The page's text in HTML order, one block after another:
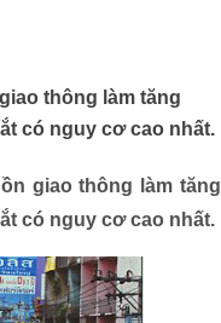
thông làm tăng
có nguy cơ cao nhất.
giao thông làm tăng
có nguy cơ cao nhất.